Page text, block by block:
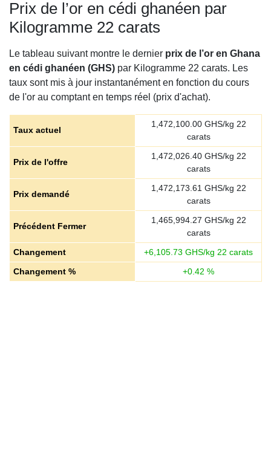
Prix de l’or en cédi ghanéen par
Kilogramme 22 carats
Le tableau suivant montre le dernier prix de l’or en Ghana
en cédi ghanéen (GHS) par Kilogramme 22 carats. Les
taux sont mis à jour instantanément en fonction du cours
de l'or au comptant en temps réel (prix d'achat).
Taux actuel
1,472,100.00GHS/kg 22
carats
Prix de l'offre
1,472,026.40GHS/kg 22
carats
Prix demandé
1,472,173.61 GHS/kg 22
carats
Précédent Fermer
1,465,994.27 GHS/kg 22
carats
Changement
+6,105.73 GHS/kg 22 carats
Changement %
+0.42 %